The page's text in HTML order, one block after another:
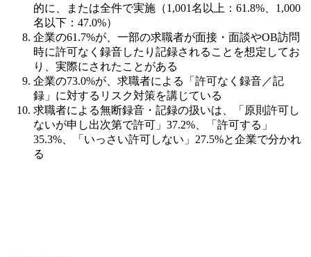
的に、または全件で実施（1,001名以上：61.8%、1,000
名以下：47.0%）
企業の61.7%が、一部の求職者が面接・面談やOB訪問
時に許可なく録音したり記録されることを想定してお
り、実際にされたことがある
企業の73.0%が、求職者による「許可なく録音／記
録」に対するリスク対策を講じている
求職者による無断録音・記録の扱いは、「原則許可し
ないが申し出次第で許可」37.2%、「許可する」
35.3%、「いっさい許可しない」27.5%と企業で分かれ
る